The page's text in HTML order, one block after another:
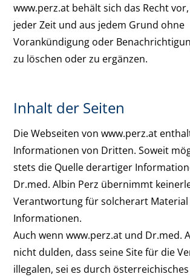
www.perz.at behält sich das Recht
jeder Zeit und aus jedem Grund ohne
Vorankündigung oder
zu löschen oder zu ergänzen.
Inhalt der Seiten
Die Webseiten von www.perz.at
Informationen von Dritten. Soweit
stets die Quelle derartiger
Dr.med. Albin Perz übernimmt
Verantwortung für solcherart
Informationen.
Auch wenn www.perz.at und Dr.med.
nicht dulden, dass seine Site für die
illegalen, sei es durch